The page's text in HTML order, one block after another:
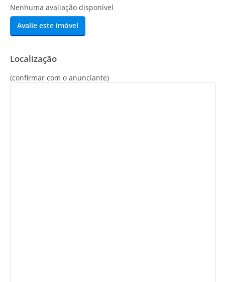
Nenhuma avaliação disponível
Avalie este imóvel
Localização
(confirmar com o anunciante)